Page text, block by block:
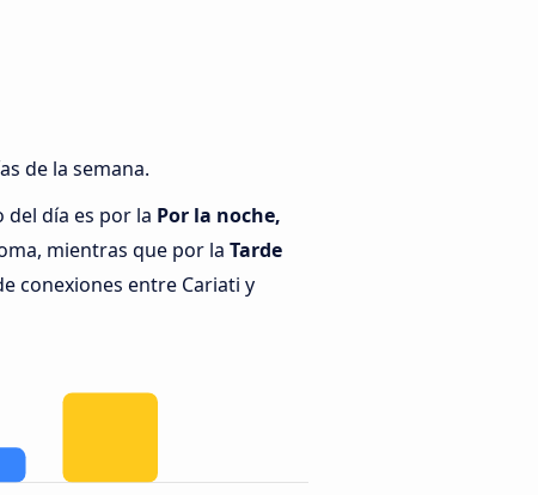
de la semana.
día es por la Por la noche,
mientras que por la Tarde
conexiones entre Cariati y